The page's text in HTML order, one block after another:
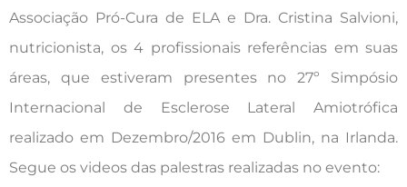
Associação Pró-Cura de ELA e Dra. Cristina Salvioni,
nutricionista, os 4 profissionais referências em suas
áreas, que estiveram presentes no 27º Simpósio
Internacional de Esclerose Lateral Amiotrófica
realizado em Dezembro/2016 em Dublin, na Irlanda.
Segue os videos das palestras realizadas no evento: